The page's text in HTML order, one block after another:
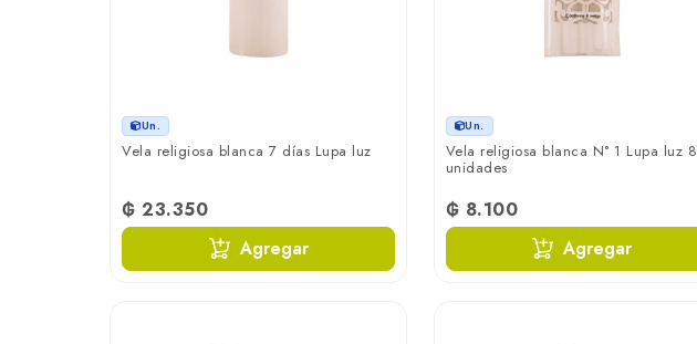
Un.
Vela religiosa blanca 7 días Lupa luz
₲ 23.350
Agregar
Un.
Vela religiosa blanca N° 1 Lupa luz 8
unidades
₲ 8.100
Agregar